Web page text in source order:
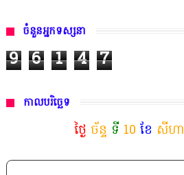
ចំនួនអ្នកទស្សនា
9 6 1 4 7
កាលបរិច្ឆេទ
ថ្ងៃ ច័ន្ទ ទី 10 ខែ សីហា